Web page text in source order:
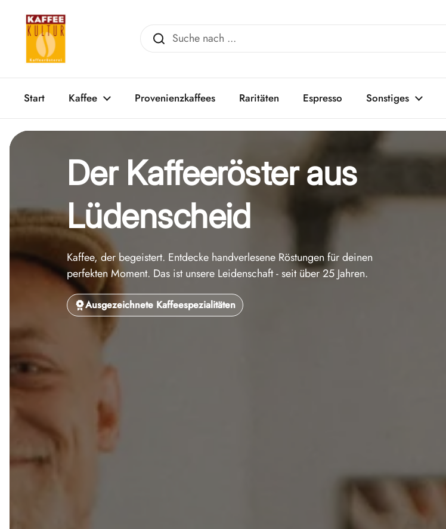
Start Kaffee Provenienzkaffees Raritäten Espresso Sonstiges
Der Kaffeeröster aus
Lüdenscheid
Kaffee, der begeistert. Entdecke handverlesene Röstungen für deinen
perfekten Moment. Das ist unsere Leidenschaft - seit über 25 Jahren.
Ausgezeichnete Kaffeespezialitäten